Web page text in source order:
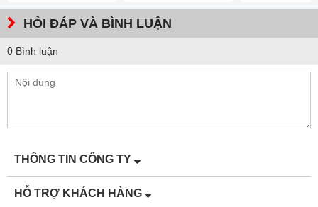
HỎI ĐÁP VÀ BÌNH LUẬN
0 Bình luận
THÔNG TIN CÔNG TY
HỖ TRỢ KHÁCH HÀNG